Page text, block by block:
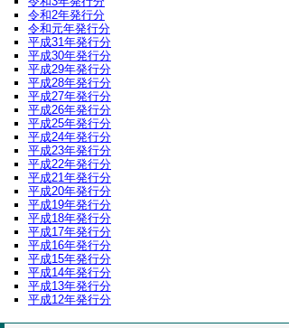
令和2年発行分
令和元年発行分
平成31年発行分
平成30年発行分
平成29年発行分
平成28年発行分
平成27年発行分
平成26年発行分
平成25年発行分
平成24年発行分
平成23年発行分
平成22年発行分
平成21年発行分
平成20年発行分
平成19年発行分
平成18年発行分
平成17年発行分
平成16年発行分
平成15年発行分
平成14年発行分
平成13年発行分
平成12年発行分